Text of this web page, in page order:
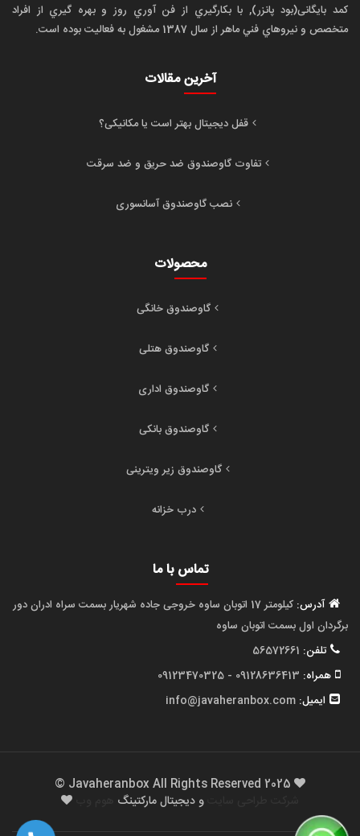
کمد بایگانی(بود پانزر), با بکارگيري از فن آوري روز و بهره گيري از افراد
متخصص و نيروهاي فني ماهر از سال 1387 مشغول به فعاليت بوده است.
آخرین مقالات
قفل دیجیتال بهتر است یا مکانیکی؟
تفاوت گاوصندوق ضد حریق و ضد سرقت
نصب گاوصندوق آسانسوری
محصولات
گاوصندوق خانگی
گاوصندوق هتلی
گاوصندوق اداری
گاوصندوق بانکی
گاوصندوق زیر ویترینی
درب خزانه
تماس با ما
آدرس:
کیلومتر 17 اتوبان ساوه خروجی جاده شهریار بسمت سراه ادران دور
برگردان اول بسمت اتوبان ساوه
تلفن:
همراه:
ایمیل:
و دیجیتال مارکتینگ